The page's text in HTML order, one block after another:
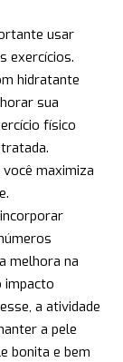
usar
exercícios.
hidratante
sua
físico
maximiza
melhora na
impacto
a atividade
a pele
bonita e bem